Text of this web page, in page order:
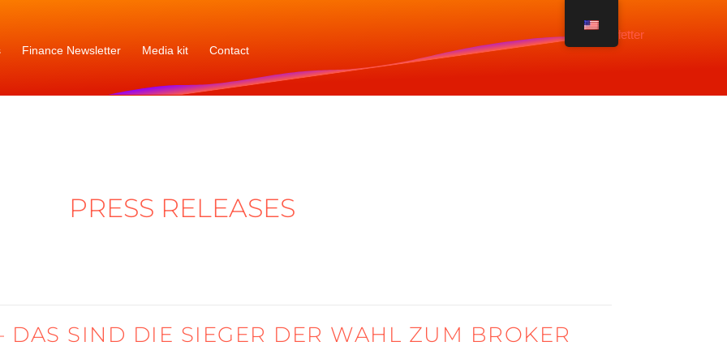
Finance Newsletter Media kit Contact
Newsletter
PRESS RELEASES
DAS SIND DIE SIEGER DER WAHL ZUM BROKER